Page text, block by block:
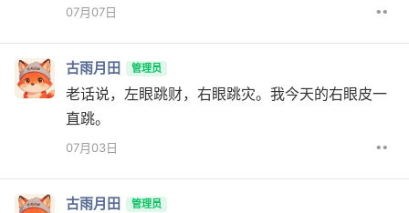
07月07日 ••
古雨月田 管理员
老话说，左眼跳财，右眼跳灾。我今天的右眼皮一
直跳。
07月03日 ••
古雨月田 管理员